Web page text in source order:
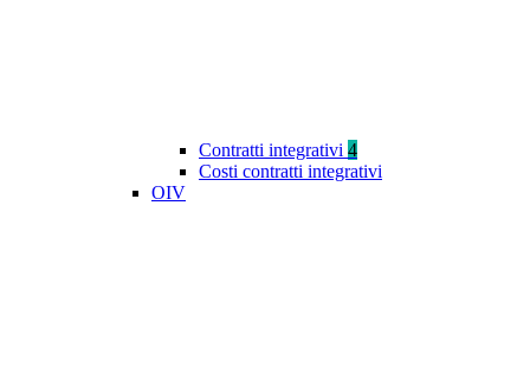
Contratti integrativi 4
Costi contratti integrativi
OIV